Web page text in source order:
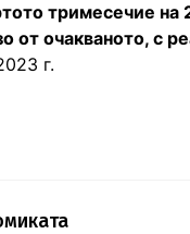
тримесечие на
от очакваното, с
г.